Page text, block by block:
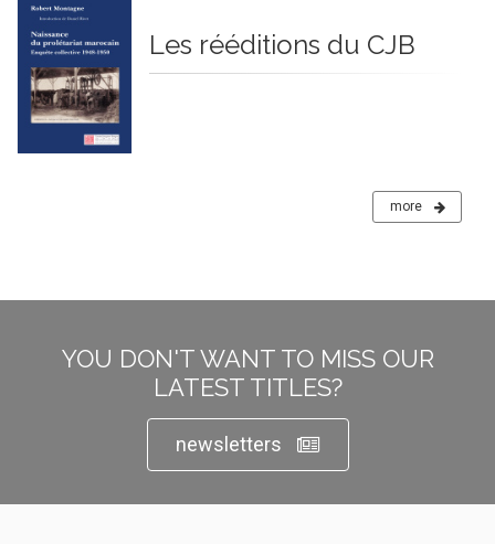
Les rééditions du CJB
more
YOU DON'T WANT TO MISS OUR
LATEST TITLES?
newsletters